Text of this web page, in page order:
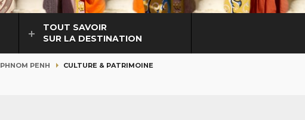
TOUT SAVOIR
SUR LA DESTINATION
PHNOM PENH CULTURE & PATRIMOINE